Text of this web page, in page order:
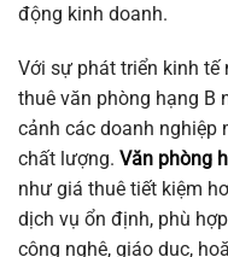
động kinh doanh.
Với sự phát triển kinh tế
thuê văn phòng hạng B
cảnh các doanh nghiệp
chất lượng. Văn phòng
như giá thuê tiết kiệm
dịch vụ ổn định, phù
công nghệ, giáo dục,